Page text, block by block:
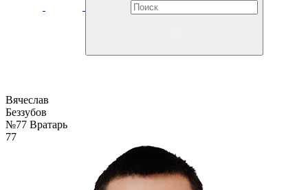
Вячеслав
Беззубов
№77 Вратарь
77